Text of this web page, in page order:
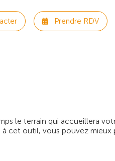
Prendre RDV
le terrain qui accueillera
à cet outil, vous pouvez mieux